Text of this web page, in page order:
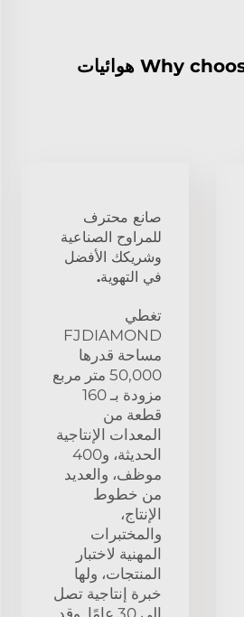
Why choose FJDIAMOND هوائيات
صانع محترف
للمراوح الصناعية
وشريكك الأفضل
في التهوية.
تغطي
FJDIAMOND
مساحة قدرها
50,000 متر مربع
مزودة بـ 160
قطعة من
المعدات الإنتاجية
الحديثة، و400
موظف، والعديد
من خطوط
الإنتاج،
والمختبرات
المهنية لاختبار
المنتجات، ولها
خبرة إنتاجية تصل
إلى 30 عامًا. وقد